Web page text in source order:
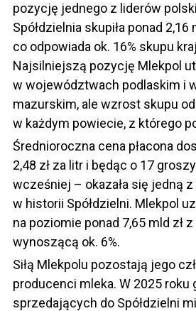
pozycję jednego z liderów
Spółdzielnia skupiła ponad
co odpowiada ok. 16% skupu
Najsilniejszą pozycję Mlekpol
w województwach podlaskim i
mazurskim, ale wzrost skupu
w każdym powiecie, z którego
Średnioroczna cena płacona
2,48 zł za litr i będąc o 17
wcześniej – okazała się jedną
w historii Spółdzielni. Mlekpol
na poziomie ponad 7,65 mld zł
wynoszącą ok. 6%.
Siłą Mlekpolu pozostają jego
producenci mleka. W 2025
sprzedających do Spółdzielni